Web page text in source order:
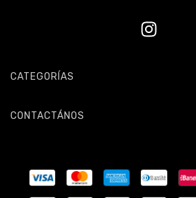
CATEGORÍAS
CONTACTÁNOS